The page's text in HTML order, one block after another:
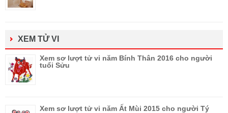
XEM TỬ VI
Xem sơ lượt tử vi năm Bính Thân 2016 cho người
tuổi Sửu
Xem sơ lượt tử vi năm Ất Mùi 2015 cho người Tý